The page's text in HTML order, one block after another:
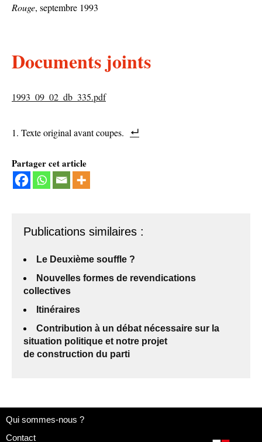
Rouge, septembre 1993
Documents joints
1993_09_02_db_335.pdf
Texte original avant coupes.
Partager cet article
Publications similaires :
Le Deuxième souffle ?
Nouvelles formes de revendications
collectives
Itinéraires
Contribution à un débat nécessaire sur la
situation politique et notre projet
de construction du parti
Qui sommes-nous ?
Contact